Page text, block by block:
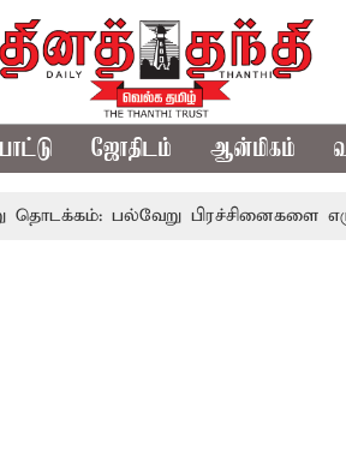
ஜோதிடம் ஆன்மிகம்
பிரச்சினைகளை எழுப்ப